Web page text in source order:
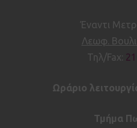
Έναντι
Λεωφ.
Τηλ/Fax:
Ωράριο
Τμήμα